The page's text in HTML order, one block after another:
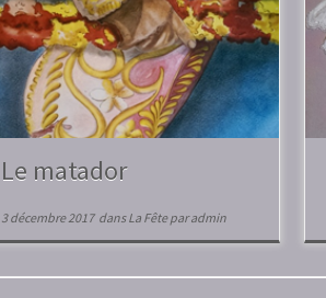
Le matador
3 décembre 2017dansLa Fêteparadmin